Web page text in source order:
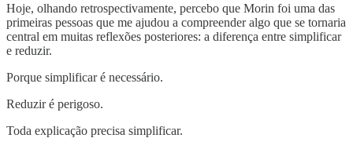
Hoje, olhando retrospectivamente, percebo que Morin foi uma das
primeiras pessoas que me ajudou a compreender algo que se tornaria
central em muitas reflexões posteriores: a diferença entre simplificar
e reduzir.
Porque simplificar é necessário.
Reduzir é perigoso.
Toda explicação precisa simplificar.